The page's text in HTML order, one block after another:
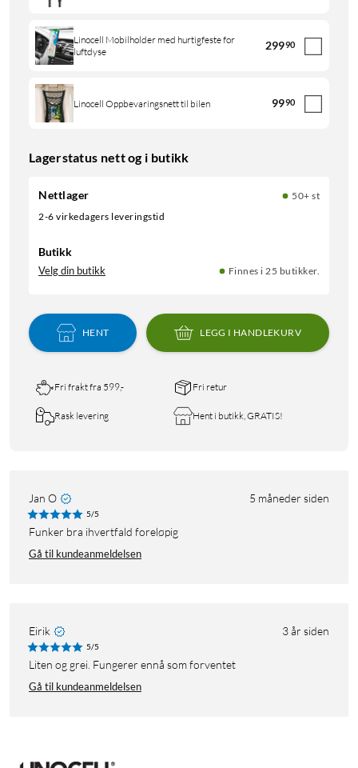
Linocell Mobilholder med hurtigfeste for
luftdyse
29990
Linocell Oppbevaringsnett til bilen 9990
Lagerstatus nett og i butikk
Nettlager
50+ st
2-6 virkedagers leveringstid
Butikk
Velg din butikk Finnes i 25 butikker.
HENT LEGG I HANDLEKURV
Fri frakt fra 599,- Fri retur
Rask levering Hent i butikk, GRATIS!
Jan O 5 måneder siden
5/5
Funker bra ihvertfald foreløpig
Gå til kundeanmeldelsen
Eirik 3 år siden
5/5
Liten og grei. Fungerer ennå som forventet
Gå til kundeanmeldelsen